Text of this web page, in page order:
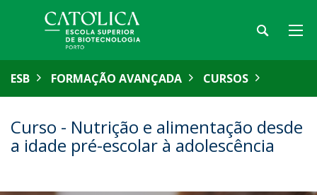
ESB FORMAÇÃO AVANÇADA CURSOS
Curso - Nutrição e alimentação desde
a idade pré-escolar à adolescência